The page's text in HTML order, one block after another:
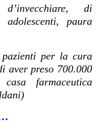
di
paura
pazienti per la cura
aver preso 700.000
farmaceutica